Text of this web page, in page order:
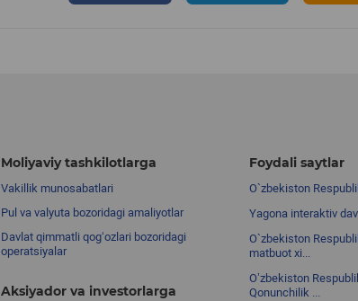
Moliyaviy tashkilotlarga
Vakillik munosabatlari
Pul va valyuta bozoridagi amaliyotlar
Davlat qimmatli qog‘ozlari bozoridagi
operatsiyalar
Aksiyador va investorlarga
Foydali saytlar
O`zbekiston
Yagona interaktiv
O`zbekiston
matbuot xi...
Oʼzbekiston
Qonunchilik ...